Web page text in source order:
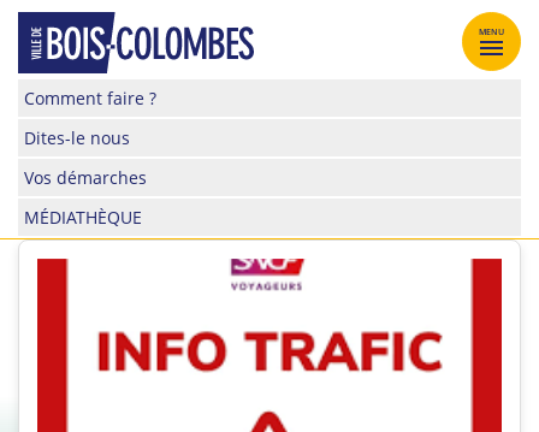
Skip
content
Site
de
la
de
Bois-
Comment faire ?
Dites-le nous
Vos démarches
MÉDIATHÈQUE
MENU